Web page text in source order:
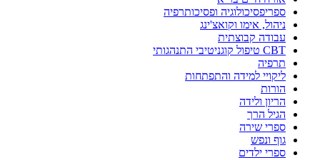
ספריפסיכולוגיה ופסיכותרפיה
ניהול, אימו וקואצ'ינג
עבודה קבוצתית
CBT טיפול קוגניטיבי התנהגותי
תרפיה
ליקויי למידה והתפתחות
הורות
הריון ולידה
הגיל הרך
ספרי שירה
גוף ונפש
ספרי ילדים